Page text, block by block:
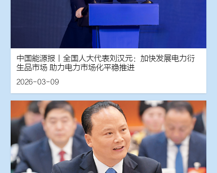
中国能源报丨全国人大代表刘汉元：加快发展电力衍
生品市场 助力电力市场化平稳推进
2026-03-09